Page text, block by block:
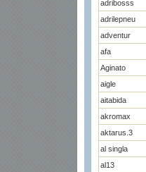
adribosss
adrilepneu
adventur
afa
Aginato
aigle
aitabida
akromax
aktarus.3
al singla
al13